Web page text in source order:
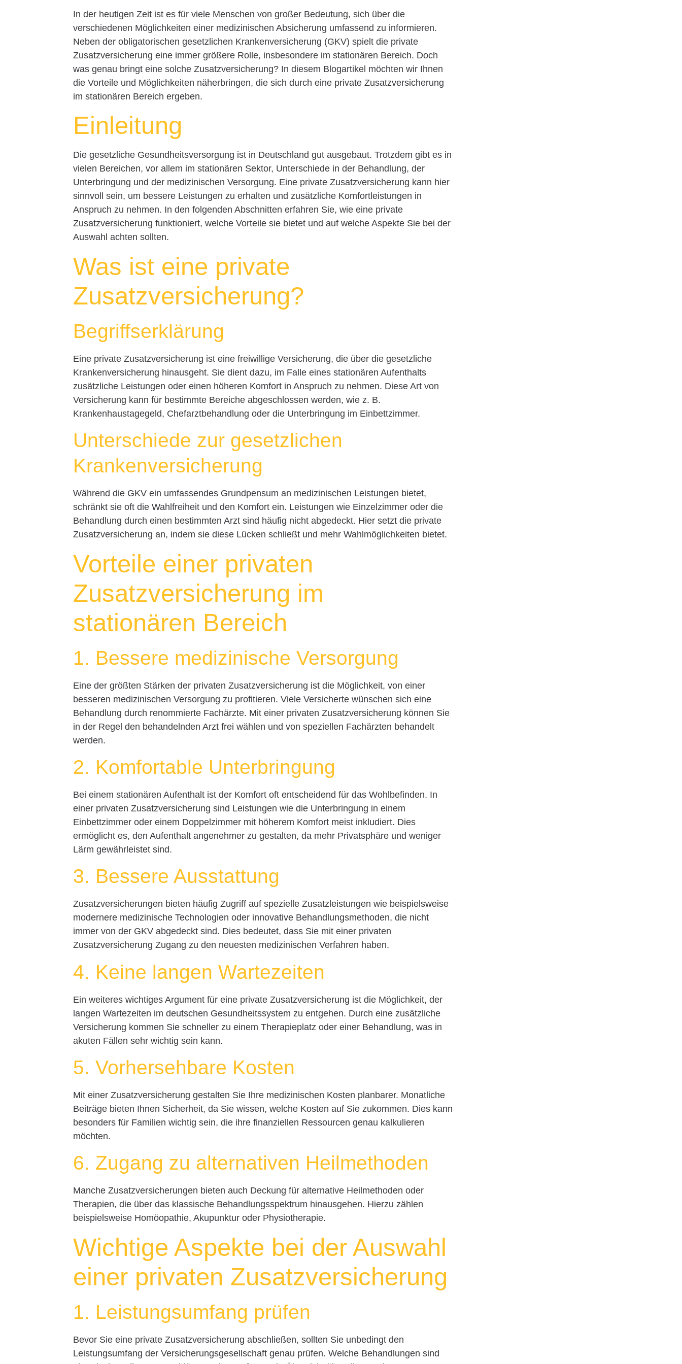
In der heutigen Zeit ist es für viele Menschen von großer Bedeutung, sich über die
verschiedenen Möglichkeiten einer medizinischen Absicherung umfassend zu informieren.
Neben der obligatorischen gesetzlichen Krankenversicherung (GKV) spielt die private
Zusatzversicherung eine immer größere Rolle, insbesondere im stationären Bereich. Doch
was genau bringt eine solche Zusatzversicherung? In diesem Blogartikel möchten wir Ihnen
die Vorteile und Möglichkeiten näherbringen, die sich durch eine private Zusatzversicherung
im stationären Bereich ergeben.
Einleitung
Die gesetzliche Gesundheitsversorgung ist in Deutschland gut ausgebaut. Trotzdem gibt es in
vielen Bereichen, vor allem im stationären Sektor, Unterschiede in der Behandlung, der
Unterbringung und der medizinischen Versorgung. Eine private Zusatzversicherung kann hier
sinnvoll sein, um bessere Leistungen zu erhalten und zusätzliche Komfortleistungen in
Anspruch zu nehmen. In den folgenden Abschnitten erfahren Sie, wie eine private
Zusatzversicherung funktioniert, welche Vorteile sie bietet und auf welche Aspekte Sie bei der
Auswahl achten sollten.
Was ist eine private
Zusatzversicherung?
Begriffserklärung
Eine private Zusatzversicherung ist eine freiwillige Versicherung, die über die gesetzliche
Krankenversicherung hinausgeht. Sie dient dazu, im Falle eines stationären Aufenthalts
zusätzliche Leistungen oder einen höheren Komfort in Anspruch zu nehmen. Diese Art von
Versicherung kann für bestimmte Bereiche abgeschlossen werden, wie z. B.
Krankenhaustagegeld, Chefarztbehandlung oder die Unterbringung im Einbettzimmer.
Unterschiede zur gesetzlichen
Krankenversicherung
Während die GKV ein umfassendes Grundpensum an medizinischen Leistungen bietet,
schränkt sie oft die Wahlfreiheit und den Komfort ein. Leistungen wie Einzelzimmer oder die
Behandlung durch einen bestimmten Arzt sind häufig nicht abgedeckt. Hier setzt die private
Zusatzversicherung an, indem sie diese Lücken schließt und mehr Wahlmöglichkeiten bietet.
Vorteile einer privaten
Zusatzversicherung im
stationären Bereich
1. Bessere medizinische Versorgung
Eine der größten Stärken der privaten Zusatzversicherung ist die Möglichkeit, von einer
besseren medizinischen Versorgung zu profitieren. Viele Versicherte wünschen sich eine
Behandlung durch renommierte Fachärzte. Mit einer privaten Zusatzversicherung können Sie
in der Regel den behandelnden Arzt frei wählen und von speziellen Fachärzten behandelt
werden.
2. Komfortable Unterbringung
Bei einem stationären Aufenthalt ist der Komfort oft entscheidend für das Wohlbefinden. In
einer privaten Zusatzversicherung sind Leistungen wie die Unterbringung in einem
Einbettzimmer oder einem Doppelzimmer mit höherem Komfort meist inkludiert. Dies
ermöglicht es, den Aufenthalt angenehmer zu gestalten, da mehr Privatsphäre und weniger
Lärm gewährleistet sind.
3. Bessere Ausstattung
Zusatzversicherungen bieten häufig Zugriff auf spezielle Zusatzleistungen wie beispielsweise
modernere medizinische Technologien oder innovative Behandlungsmethoden, die nicht
immer von der GKV abgedeckt sind. Dies bedeutet, dass Sie mit einer privaten
Zusatzversicherung Zugang zu den neuesten medizinischen Verfahren haben.
4. Keine langen Wartezeiten
Ein weiteres wichtiges Argument für eine private Zusatzversicherung ist die Möglichkeit, der
langen Wartezeiten im deutschen Gesundheitssystem zu entgehen. Durch eine zusätzliche
Versicherung kommen Sie schneller zu einem Therapieplatz oder einer Behandlung, was in
akuten Fällen sehr wichtig sein kann.
5. Vorhersehbare Kosten
Mit einer Zusatzversicherung gestalten Sie Ihre medizinischen Kosten planbarer. Monatliche
Beiträge bieten Ihnen Sicherheit, da Sie wissen, welche Kosten auf Sie zukommen. Dies kann
besonders für Familien wichtig sein, die ihre finanziellen Ressourcen genau kalkulieren
möchten.
6. Zugang zu alternativen Heilmethoden
Manche Zusatzversicherungen bieten auch Deckung für alternative Heilmethoden oder
Therapien, die über das klassische Behandlungsspektrum hinausgehen. Hierzu zählen
beispielsweise Homöopathie, Akupunktur oder Physiotherapie.
Wichtige Aspekte bei der Auswahl
einer privaten Zusatzversicherung
1. Leistungsumfang prüfen
Bevor Sie eine private Zusatzversicherung abschließen, sollten Sie unbedingt den
Leistungsumfang der Versicherungsgesellschaft genau prüfen. Welche Behandlungen sind